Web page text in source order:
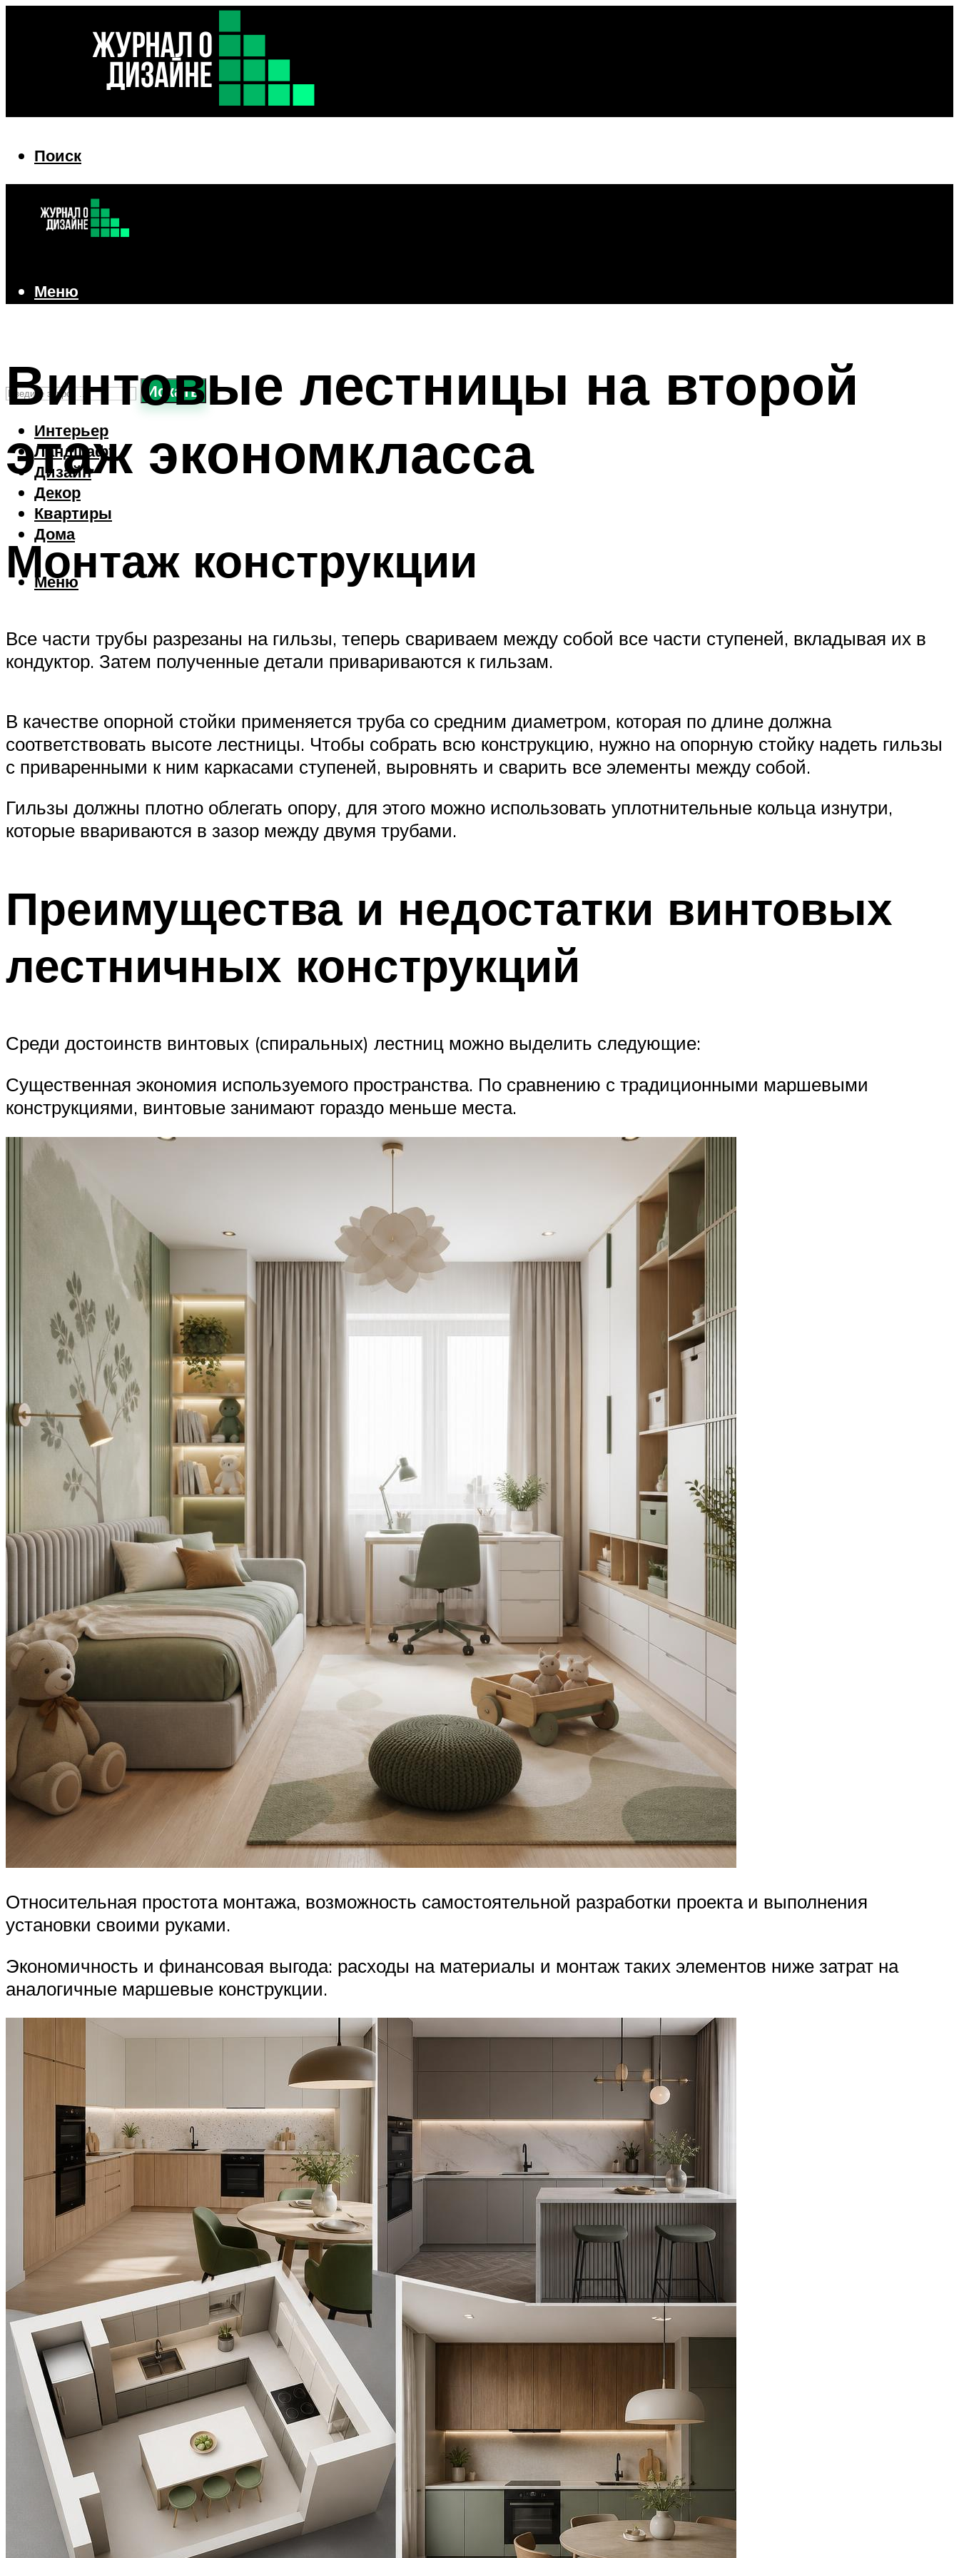
Поиск
Поиск
Искать
Интерьер
Ландшафт
Дизайн
Декор
Квартиры
Дома
Меню
Меню
Винтовые лестницы на второй
этаж экономкласса
Монтаж конструкции
Все части трубы разрезаны на гильзы, теперь свариваем между собой все части ступеней, вкладывая их в
кондуктор. Затем полученные детали привариваются к гильзам.
В качестве опорной стойки применяется труба со средним диаметром, которая по длине должна
соответствовать высоте лестницы. Чтобы собрать всю конструкцию, нужно на опорную стойку надеть гильзы
с приваренными к ним каркасами ступеней, выровнять и сварить все элементы между собой.
Гильзы должны плотно облегать опору, для этого можно использовать уплотнительные кольца изнутри,
которые ввариваются в зазор между двумя трубами.
Преимущества и недостатки винтовых
лестничных конструкций
Среди достоинств винтовых (спиральных) лестниц можно выделить следующие:
Существенная экономия используемого пространства. По сравнению с традиционными маршевыми
конструкциями, винтовые занимают гораздо меньше места.
Относительная простота монтажа, возможность самостоятельной разработки проекта и выполнения
установки своими руками.
Экономичность и финансовая выгода: расходы на материалы и монтаж таких элементов ниже затрат на
аналогичные маршевые конструкции.